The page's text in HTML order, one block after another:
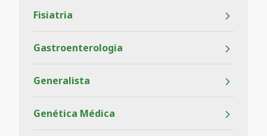
Fisiatria
Gastroenterologia
Generalista
Genética Médica